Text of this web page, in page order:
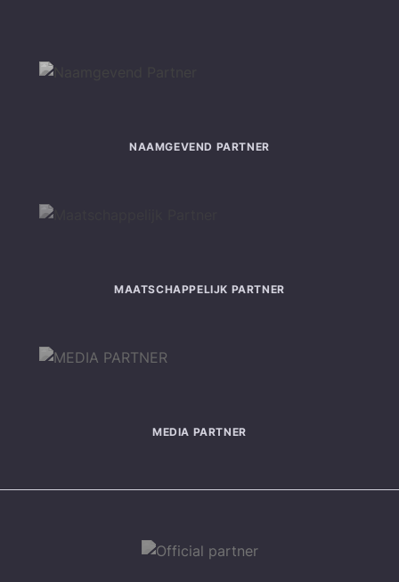
NAAMGEVEND PARTNER
MAATSCHAPPELIJK PARTNER
MEDIA PARTNER